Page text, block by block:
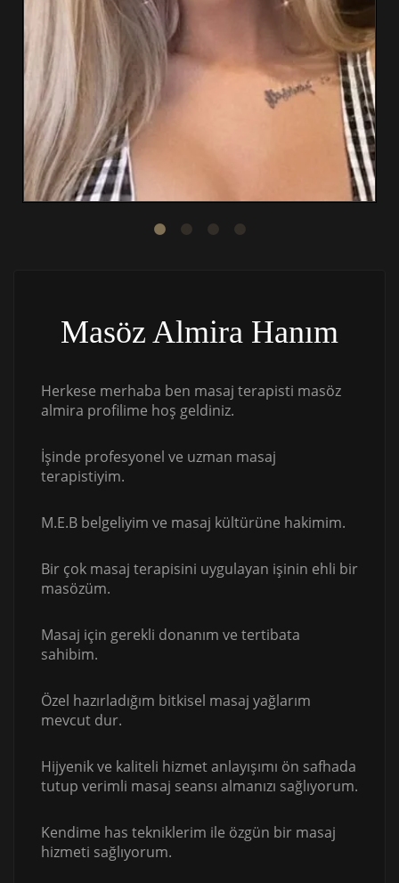
Masöz Almira Hanım
Herkese merhaba ben masaj terapisti masöz
almira profilime hoş geldiniz.
İşinde profesyonel ve uzman masaj
terapistiyim.
M.E.B belgeliyim ve masaj kültürüne hakimim.
Bir çok masaj terapisini uygulayan işinin ehli bir
masözüm.
Masaj için gerekli donanım ve tertibata
sahibim.
Özel hazırladığım bitkisel masaj yağlarım
mevcut dur.
Hijyenik ve kaliteli hizmet anlayışımı ön safhada
tutup verimli masaj seansı almanızı sağlıyorum.
Kendime has tekniklerim ile özgün bir masaj
hizmeti sağlıyorum.